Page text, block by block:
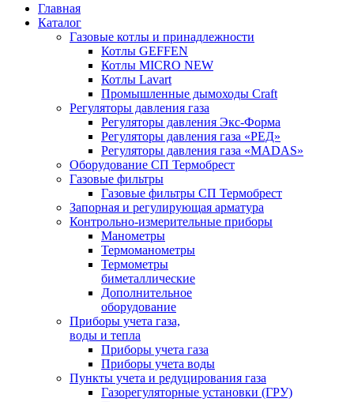
Главная
Каталог
Газовые котлы и принадлежности
Котлы GEFFEN
Котлы MICRO NEW
Котлы Lavart
Промышленные дымоходы Craft
Регуляторы давления газа
Регуляторы давления Экс-Форма
Регуляторы давления газа «РЕД»
Регуляторы давления газа «MADAS»
Оборудование СП Термобрест
Газовые фильтры
Газовые фильтры СП Термобрест
Запорная и регулирующая арматура
Контрольно-измерительные приборы
Манометры
Термоманометры
Термометры
биметаллические
Дополнительное
оборудование
Приборы учета газа,
воды и тепла
Приборы учета газа
Приборы учета воды
Пункты учета и редуцирования газа
Газорегуляторные установки (ГРУ)